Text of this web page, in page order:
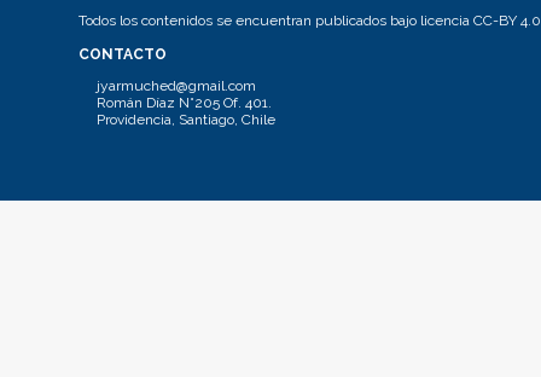
Todos los contenidos se encuentran publicados bajo licencia CC-BY 4.0
CONTACTO
jyarmuched@gmail.com
Román Díaz N°205 Of. 401.
Providencia, Santiago, Chile